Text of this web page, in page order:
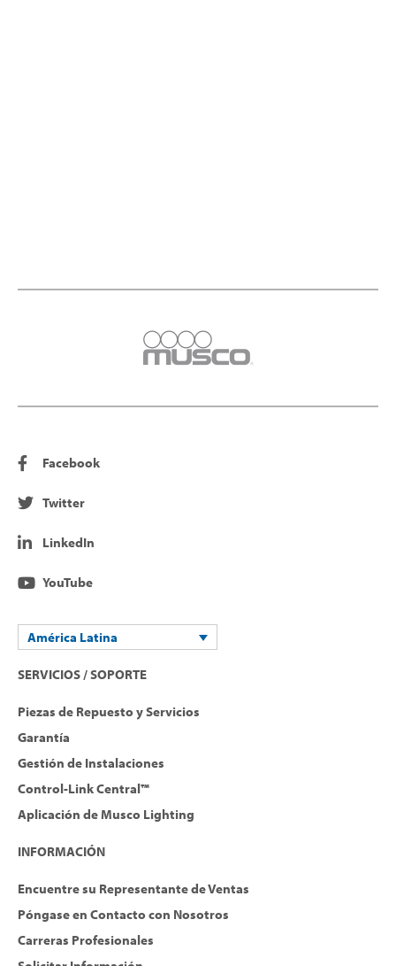
Facebook
Twitter
LinkedIn
YouTube
América Latina
SERVICIOS / SOPORTE
Piezas de Repuesto y Servicios
Garantía
Gestión de Instalaciones
Control-Link Central™
Aplicación de Musco Lighting
INFORMACIÓN
Encuentre su Representante de Ventas
Póngase en Contacto con Nosotros
Carreras Profesionales